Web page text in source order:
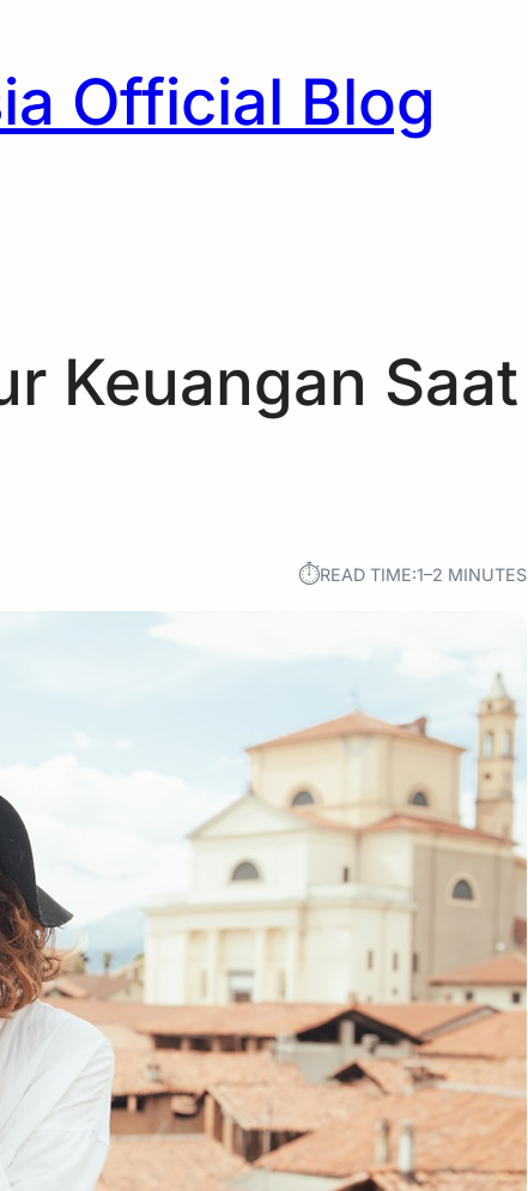
Official Blog
Keuangan Saat
⏱︎READ TIME:1–2 MINUTES